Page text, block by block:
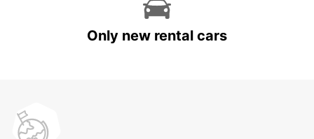
Only new rental cars